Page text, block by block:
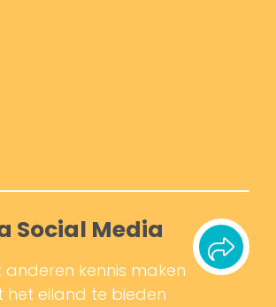
Social Media
kennis maken
het eiland te bieden